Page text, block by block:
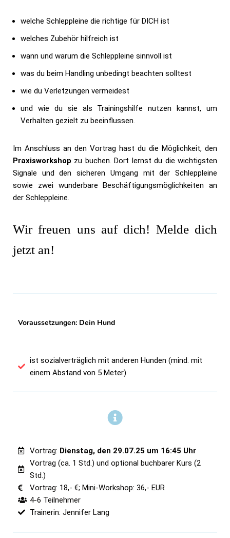
welche Schleppleine die richtige für DICH ist
welches Zubehör hilfreich ist
wann und warum die Schleppleine sinnvoll ist
was du beim Handling unbedingt beachten solltest
wie du Verletzungen vermeidest
und wie du sie als Trainingshilfe nutzen kannst, um
Verhalten gezielt zu beeinflussen.
Im Anschluss an den Vortrag hast du die Möglichkeit, den
Praxisworkshop zu buchen. Dort lernst du die wichtigsten
Signale und den sicheren Umgang mit der Schleppleine
sowie zwei wunderbare Beschäftigungsmöglichkeiten an
der Schleppleine.
Wir freuen uns auf dich! Melde dich
jetzt an!
Voraussetzungen: Dein Hund
ist sozialverträglich mit anderen Hunden (mind. mit
einem Abstand von 5 Meter)
Vortrag: Dienstag, den 29.07.25 um 16:45 Uhr
Vortrag (ca. 1 Std.) und optional buchbarer Kurs (2
Std.)
Vortrag: 18,- €; Mini-Workshop: 36,- EUR
4-6 Teilnehmer
Trainerin: Jennifer Lang